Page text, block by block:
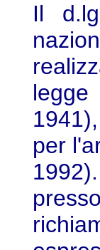
Il
per